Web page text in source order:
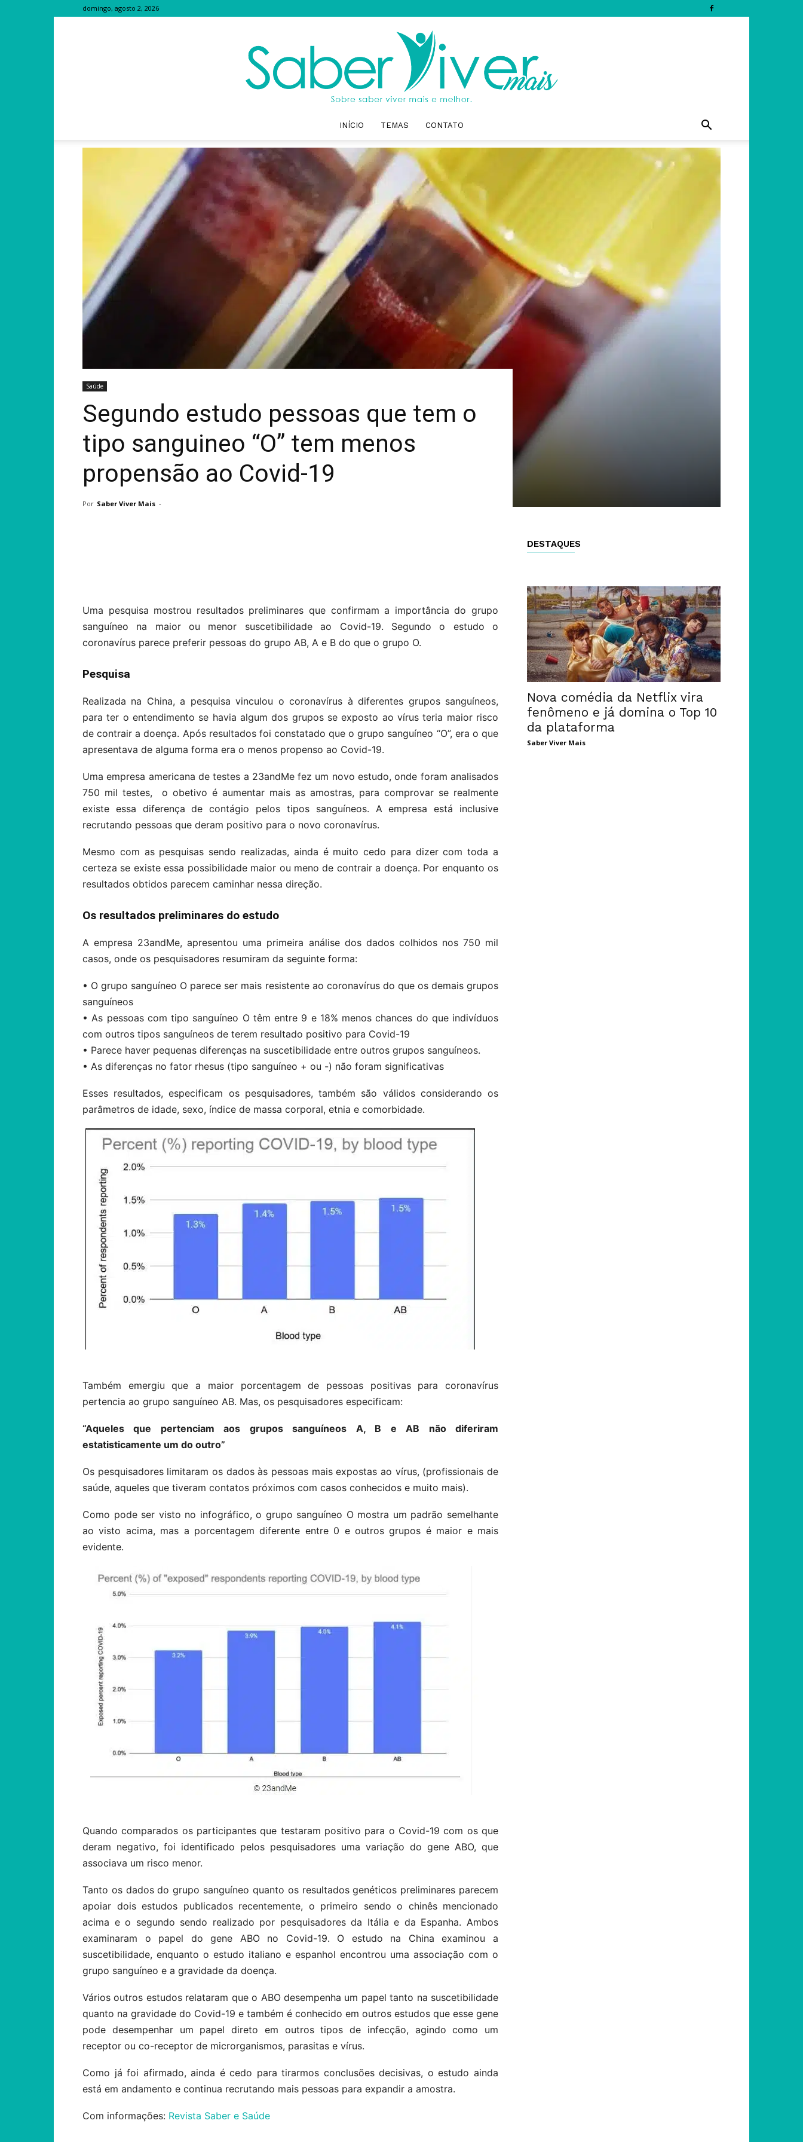
domingo, agosto 2, 2026
Saber
Viver
Mais
INÍCIO TEMAS CONTATO
Saúde
Segundo estudo pessoas que tem o
tipo sanguineo “O” tem menos
propensão ao Covid-19
Por Saber Viver Mais -
Uma pesquisa mostrou resultados preliminares que confirmam a importância do grupo
sanguíneo na maior ou menor suscetibilidade ao Covid-19. Segundo o estudo o
coronavírus parece preferir pessoas do grupo AB, A e B do que o grupo O.
Pesquisa
Realizada na China, a pesquisa vinculou o coronavírus à diferentes grupos sanguíneos,
para ter o entendimento se havia algum dos grupos se exposto ao vírus teria maior risco
de contrair a doença. Após resultados foi constatado que o grupo sanguíneo “O”, era o que
apresentava de alguma forma era o menos propenso ao Covid-19.
Uma empresa americana de testes a 23andMe fez um novo estudo, onde foram analisados
750 mil testes, o obetivo é aumentar mais as amostras, para comprovar se realmente
existe essa diferença de contágio pelos tipos sanguíneos. A empresa está inclusive
recrutando pessoas que deram positivo para o novo coronavírus.
Mesmo com as pesquisas sendo realizadas, ainda é muito cedo para dizer com toda a
certeza se existe essa possibilidade maior ou meno de contrair a doença. Por enquanto os
resultados obtidos parecem caminhar nessa direção.
Os resultados preliminares do estudo
A empresa 23andMe, apresentou uma primeira análise dos dados colhidos nos 750 mil
casos, onde os pesquisadores resumiram da seguinte forma:
• O grupo sanguíneo O parece ser mais resistente ao coronavírus do que os demais grupos
sanguíneos
• As pessoas com tipo sanguíneo O têm entre 9 e 18% menos chances do que indivíduos
com outros tipos sanguíneos de terem resultado positivo para Covid-19
• Parece haver pequenas diferenças na suscetibilidade entre outros grupos sanguíneos.
• As diferenças no fator rhesus (tipo sanguíneo + ou -) não foram significativas
Esses resultados, especificam os pesquisadores, também são válidos considerando os
parâmetros de idade, sexo, índice de massa corporal, etnia e comorbidade.
Também emergiu que a maior porcentagem de pessoas positivas para coronavírus
pertencia ao grupo sanguíneo AB. Mas, os pesquisadores especificam:
“Aqueles que pertenciam aos grupos sanguíneos A, B e AB não diferiram
estatisticamente um do outro”
Os pesquisadores limitaram os dados às pessoas mais expostas ao vírus, (profissionais de
saúde, aqueles que tiveram contatos próximos com casos conhecidos e muito mais).
Como pode ser visto no infográfico, o grupo sanguíneo O mostra um padrão semelhante
ao visto acima, mas a porcentagem diferente entre 0 e outros grupos é maior e mais
evidente.
Quando comparados os participantes que testaram positivo para o Covid-19 com os que
deram negativo, foi identificado pelos pesquisadores uma variação do gene ABO, que
associava um risco menor.
Tanto os dados do grupo sanguíneo quanto os resultados genéticos preliminares parecem
apoiar dois estudos publicados recentemente, o primeiro sendo o chinês mencionado
acima e o segundo sendo realizado por pesquisadores da Itália e da Espanha. Ambos
examinaram o papel do gene ABO no Covid-19. O estudo na China examinou a
suscetibilidade, enquanto o estudo italiano e espanhol encontrou uma associação com o
grupo sanguíneo e a gravidade da doença.
Vários outros estudos relataram que o ABO desempenha um papel tanto na suscetibilidade
quanto na gravidade do Covid-19 e também é conhecido em outros estudos que esse gene
pode desempenhar um papel direto em outros tipos de infecção, agindo como um
receptor ou co-receptor de microrganismos, parasitas e vírus.
Como já foi afirmado, ainda é cedo para tirarmos conclusões decisivas, o estudo ainda
está em andamento e continua recrutando mais pessoas para expandir a amostra.
Com informações: Revista Saber e Saúde
DESTAQUES
Nova comédia da Netflix vira
fenômeno e já domina o Top 10
da plataforma
Saber Viver Mais